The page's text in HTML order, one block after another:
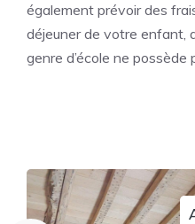
également prévoir des
déjeuner de votre enfant,
genre d’école ne